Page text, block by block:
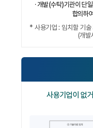
· 개발(수탁)기관이 단
합의하
* 사용기업 : 임치할 기술
(개발
사용기업이 없